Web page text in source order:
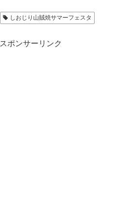
しおじり山賊焼サマーフェスタ
スポンサーリンク